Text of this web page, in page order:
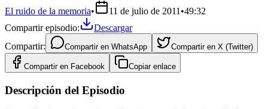
El ruido de la memoria• 11 de julio de 2011 •49:32
Compartir episodio:
Descargar
Compartir:
Compartir en WhatsApp Compartir en X (Twitter)
Compartir en Facebook Copiar enlace
Descripción del Episodio